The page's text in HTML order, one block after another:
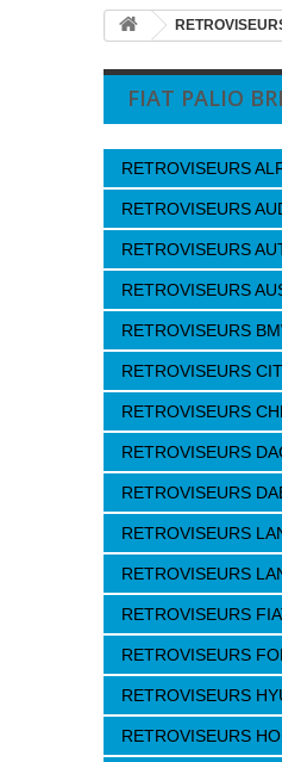
FIAT PALIO
RETROVISEURS
RETROVISEURS
RETROVISEURS
RETROVISEURS
RETROVISEURS
RETROVISEURS
RETROVISEURS
RETROVISEURS
RETROVISEURS
RETROVISEURS
RETROVISEURS
RETROVISEURS
RETROVISEURS
RETROVISEURS
RETROVISEURS